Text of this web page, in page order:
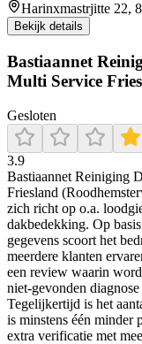
Harinxmastrjitte 22,
Bekijk details
Bastiaannet
Multi Service
Gesloten
3.9
Bastiaannet Reiniging
Friesland
zich richt op o.a.
dakbedekking. Op
gegevens scoort het
meerdere klanten
een review waarin
niet-gevonden
Tegelijkertijd is het
is minstens één minder
extra verificatie met